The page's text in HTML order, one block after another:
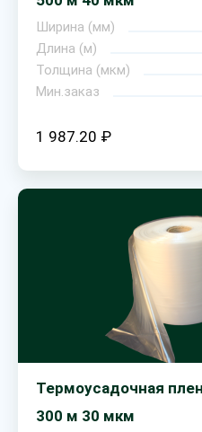
Ширина (мм)
Длина (м)
Толщина (мкм)
Мин.заказ
1 987.20 ₽
Термоусадочная
300 м 30 мкм